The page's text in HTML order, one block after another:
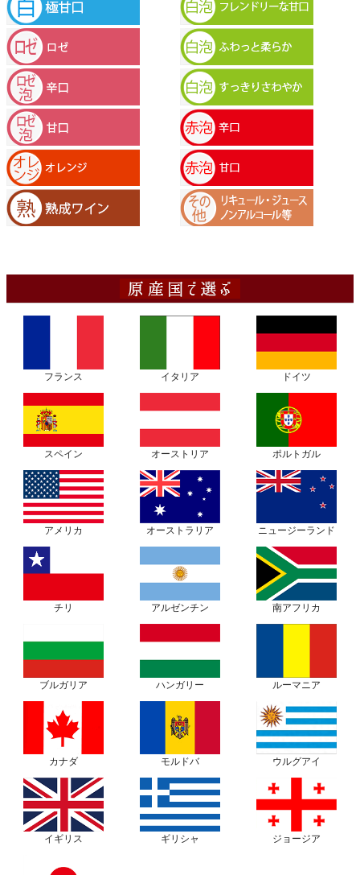
フランス イタリア ドイツ
スペイン オーストリア ポルトガル
アメリカ オーストラリア ニュージーランド
チリ アルゼンチン 南アフリカ
ブルガリア ハンガリー ルーマニア
カナダ モルドバ ウルグアイ
イギリス ギリシャ ジョージア